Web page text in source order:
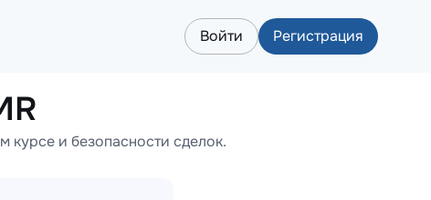
Войти Регистрация
курсе и безопасности сделок.